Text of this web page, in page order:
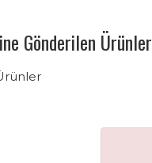
Gönderilen Ürünler